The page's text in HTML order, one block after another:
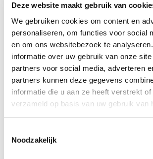
Deze website maakt gebruik van
We gebruiken cookies om content en
personaliseren, om functies voor social
en om ons websitebezoek te
informatie over uw gebruik van onze
partners voor social media, adverteren
partners kunnen deze gegevens
informatie die u aan ze heeft verstrekt
verzameld op basis van uw gebruik van
Noodzakelijk
aan het werk van Hivos. Met een
direct bij aan de strijd voor gelijke
Samen kunnen we een verschil
wereld creëren waarin iedereen
Doe ook mee en steun ons werk
rechten wereldwijd!
Free to be Me
Hivos gelooft in een wereld waar
diversiteit. Waar je vrij bent om
je mag samenzijn met wie je wil. In